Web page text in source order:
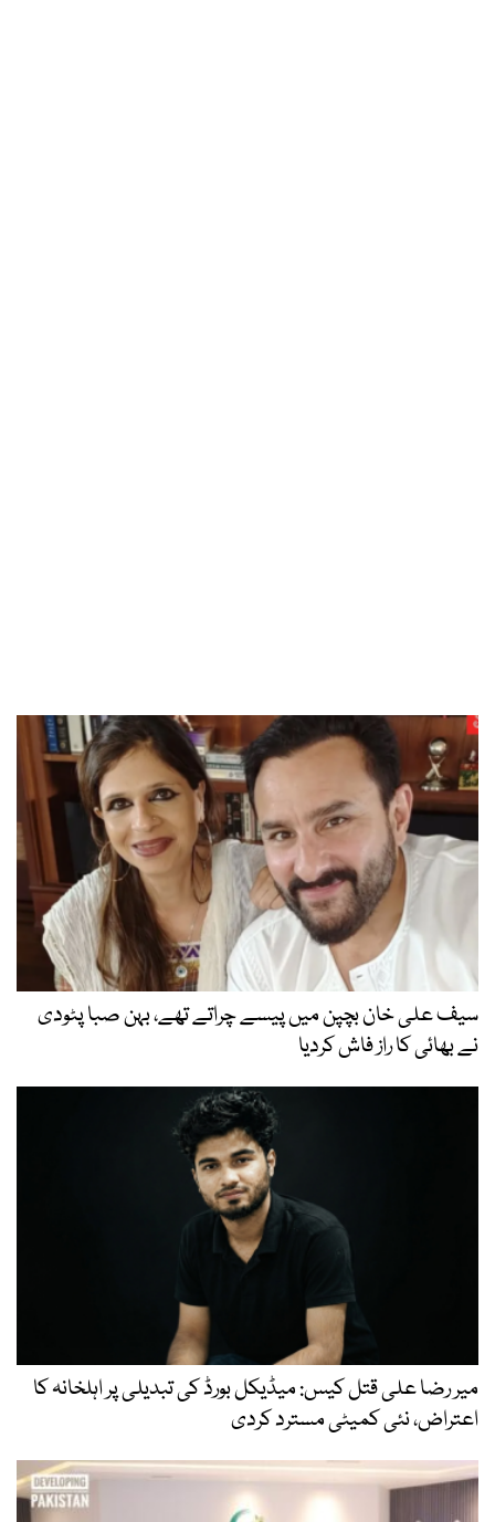
سیف علی خان بچپن میں پیسے چراتے تھے، بہن صبا پٹودی
نے بھائی کا راز فاش کردیا
میر رضا علی قتل کیس: میڈیکل بورڈ کی تبدیلی پر اہلخانہ کا
اعتراض، نئی کمیٹی مسترد کردی